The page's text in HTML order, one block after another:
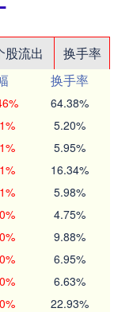
股流出
换手率
换手率
64.38%
5.20%
5.95%
16.34%
5.98%
4.75%
9.88%
6.95%
6.63%
22.93%